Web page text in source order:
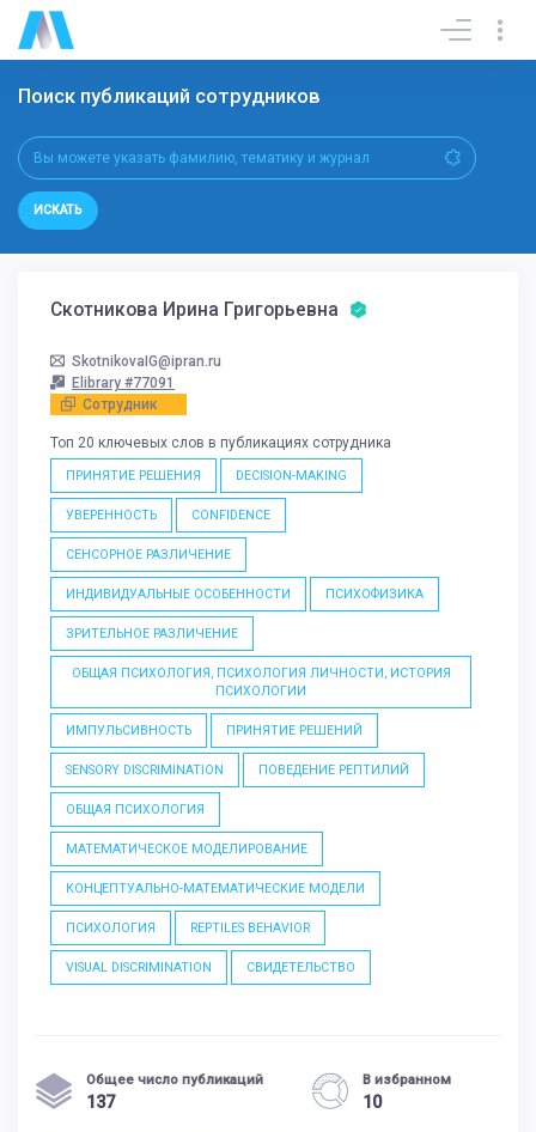
Поиск публикаций сотрудников
ИСКАТЬ
Скотникова Ирина Григорьевна
SkotnikovaIG@ipran.ru
Elibrary #77091
Сотрудник
Топ 20 ключевых слов в публикациях сотрудника
ПРИНЯТИЕ РЕШЕНИЯ DECISION-MAKING
УВЕРЕННОСТЬ CONFIDENCE
СЕНСОРНОЕ РАЗЛИЧЕНИЕ
ИНДИВИДУАЛЬНЫЕ ОСОБЕННОСТИ ПСИХОФИЗИКА
ЗРИТЕЛЬНОЕ РАЗЛИЧЕНИЕ
ОБЩАЯ ПСИХОЛОГИЯ, ПСИХОЛОГИЯ ЛИЧНОСТИ, ИСТОРИЯ
ПСИХОЛОГИИ
ИМПУЛЬСИВНОСТЬ ПРИНЯТИЕ РЕШЕНИЙ
SENSORY DISCRIMINATION ПОВЕДЕНИЕ РЕПТИЛИЙ
ОБЩАЯ ПСИХОЛОГИЯ
МАТЕМАТИЧЕСКОЕ МОДЕЛИРОВАНИЕ
КОНЦЕПТУАЛЬНО-МАТЕМАТИЧЕСКИЕ МОДЕЛИ
ПСИХОЛОГИЯ REPTILES BEHAVIOR
VISUAL DISCRIMINATION СВИДЕТЕЛЬСТВО
Общее число публикаций
137
В избранном
10